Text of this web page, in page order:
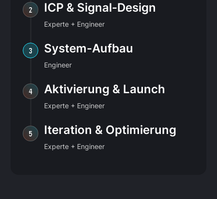
2 ICP & Signal-Design
Experte + Engineer
3 System-Aufbau
Engineer
4 Aktivierung & Launch
Experte + Engineer
5 Iteration & Optimierung
Experte + Engineer